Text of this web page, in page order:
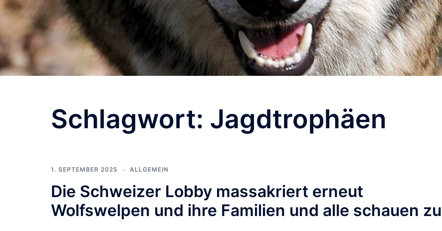
Schlagwort: Jagdtrophäen
1. SEPTEMBER 2025 ALLGEMEIN
Die Schweizer Lobby massakriert erneut
Wolfswelpen und ihre Familien und alle schauen